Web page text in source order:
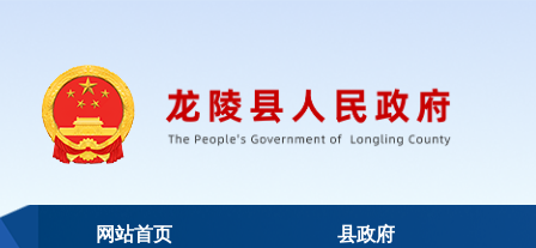
网站首页 县政府